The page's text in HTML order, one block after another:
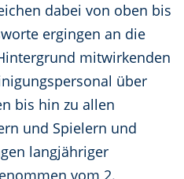
dabei von oben bis
ergingen an die
mitwirkenden
über
bis hin zu allen
und Spielern und
langjähriger